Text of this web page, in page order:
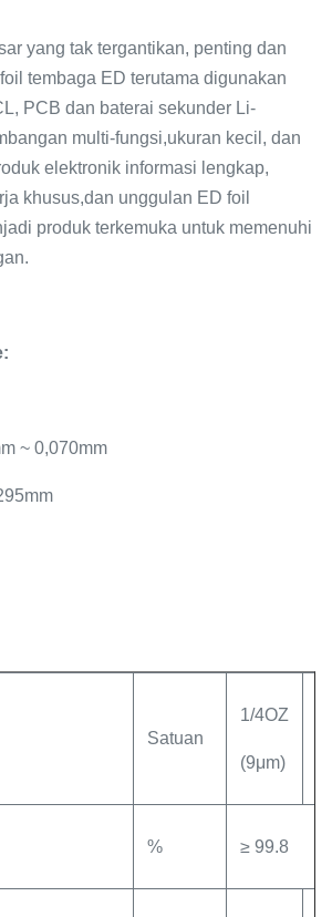
yang tak tergantikan, penting dan
tembaga ED terutama digunakan
PCB dan baterai sekunder Li-
multi-fungsi,ukuran kecil, dan
elektronik informasi lengkap,
khusus,dan unggulan ED foil
produk terkemuka untuk memenuhi
~ 0,070mm
Satuan
1/4OZ
(9μm)
% ≥ 99.8